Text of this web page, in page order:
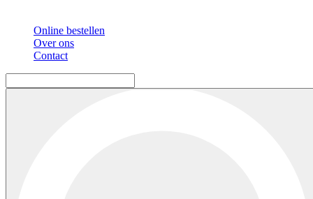
Online bestellen
Over ons
Contact